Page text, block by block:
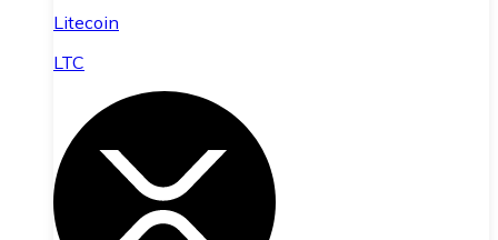
Litecoin
LTC